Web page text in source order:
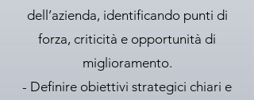
dell’azienda, identificando punti di
forza, criticità e opportunità di
miglioramento.
- Definire obiettivi strategici chiari e